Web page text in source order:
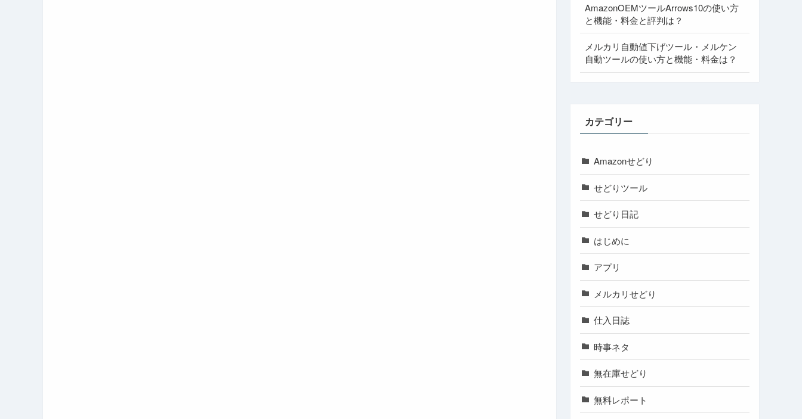
AmazonOEMツールArrows10の使い方
と機能・料金と評判は？
メルカリ自動値下げツール・メルケン
自動ツールの使い方と機能・料金は？
カテゴリー
Amazonせどり
せどりツール
せどり日記
はじめに
アプリ
メルカリせどり
仕入日誌
時事ネタ
無在庫せどり
無料レポート